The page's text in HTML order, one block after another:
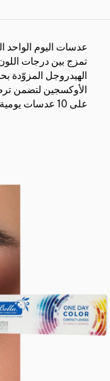
عدسات اليوم الواحد
تمزج بين درجات اللون
الهيدروجل المزوّدة
الأوكسجين لتضمن
على 10 عدسات يومية متوفرة مع أو بدون درجات تصحيحية.